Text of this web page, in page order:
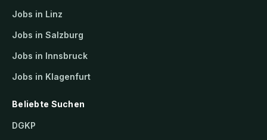
Jobs in Linz
Jobs in Salzburg
Jobs in Innsbruck
Jobs in Klagenfurt
Beliebte Suchen
DGKP